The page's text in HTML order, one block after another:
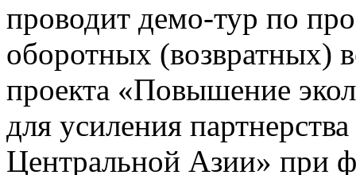
проводит демо-тур по
оборотных (возвратных)
проекта «Повышение
для усиления
Центральной Азии» при